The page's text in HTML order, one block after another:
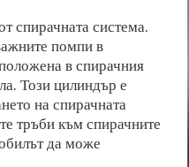
спирачната система.
помпи в
в спирачния
Този цилиндър е
на спирачната
тръби към спирачните
да може